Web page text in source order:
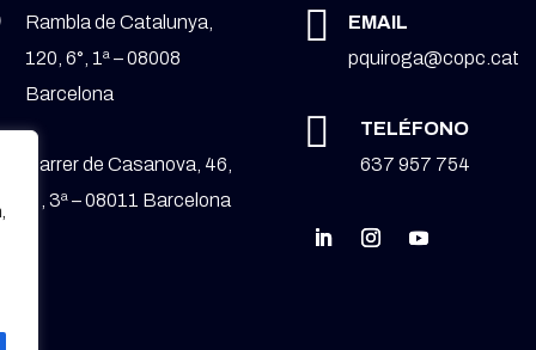
Rambla de Catalunya,
120, 6°, 1ª – 08008
Barcelona
Carrer de Casanova, 46,
4 , 3ª – 08011 Barcelona

EMAIL
pquiroga@copc.cat

TELÉFONO
637 957 754